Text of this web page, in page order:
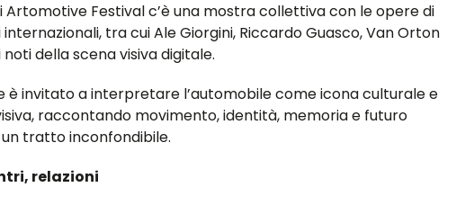
Artomotive Festival c’è una mostra collettiva con le opere di
tra cui Ale Giorgini, Riccardo Guasco, Van Orton
della scena visiva digitale.
è invitato a interpretare l’automobile come icona culturale e
raccontando movimento, identità, memoria e futuro
tratto inconfondibile.
relazioni